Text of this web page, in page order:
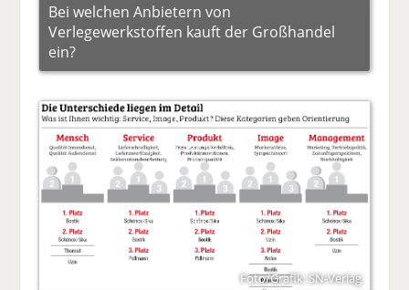
Bei welchen Anbietern von
Verlegewerkstoffen kauft der Großhandel
ein?
Foto/Grafik: SN-Verlag